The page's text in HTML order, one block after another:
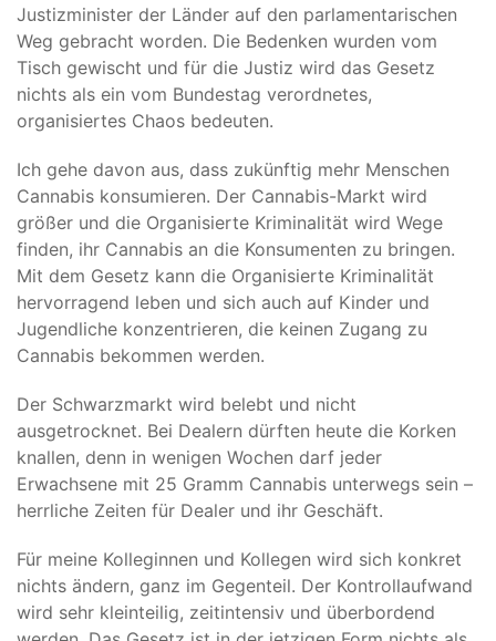
Justizminister der Länder auf den parlamentarischen
Weg gebracht worden. Die Bedenken wurden vom
Tisch gewischt und für die Justiz wird das Gesetz
nichts als ein vom Bundestag verordnetes,
organisiertes Chaos bedeuten.
Ich gehe davon aus, dass zukünftig mehr Menschen
Cannabis konsumieren. Der Cannabis-Markt wird
größer und die Organisierte Kriminalität wird Wege
finden, ihr Cannabis an die Konsumenten zu bringen.
Mit dem Gesetz kann die Organisierte Kriminalität
hervorragend leben und sich auch auf Kinder und
Jugendliche konzentrieren, die keinen Zugang zu
Cannabis bekommen werden.
Der Schwarzmarkt wird belebt und nicht
ausgetrocknet. Bei Dealern dürften heute die Korken
knallen, denn in wenigen Wochen darf jeder
Erwachsene mit 25 Gramm Cannabis unterwegs sein –
herrliche Zeiten für Dealer und ihr Geschäft.
Für meine Kolleginnen und Kollegen wird sich konkret
nichts ändern, ganz im Gegenteil. Der Kontrollaufwand
wird sehr kleinteilig, zeitintensiv und überbordend